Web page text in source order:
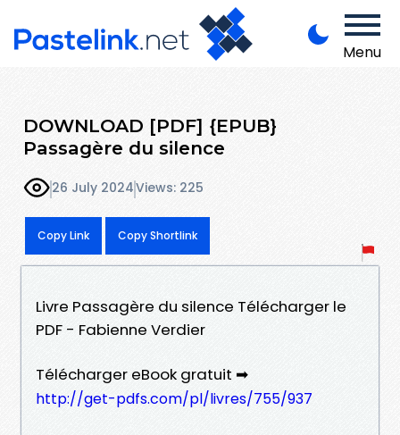
Menu
DOWNLOAD [PDF] {EPUB}
Passagère du silence
26 July 2024Views: 225
Copy Link Copy Shortlink
Livre Passagère du silence Télécharger le
PDF - Fabienne Verdier
Télécharger eBook gratuit ➡
http://get-pdfs.com/pl/livres/755/937